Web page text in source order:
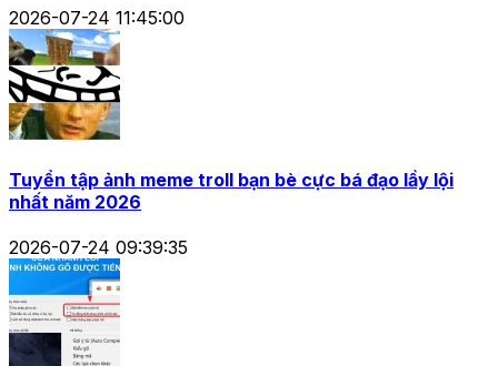
2026-07-24 11:45:00
Tuyển tập ảnh meme troll bạn bè cực bá đạo lầy lội
nhất năm 2026
2026-07-24 09:39:35